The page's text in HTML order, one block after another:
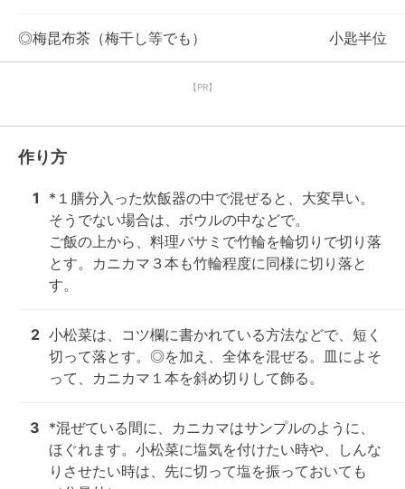
◎梅昆布茶（梅干し等でも） 小匙半位
【PR】
作り方
1
*１膳分入った炊飯器の中で混ぜると、大変早い。
そうでない場合は、ボウルの中などで。
ご飯の上から、料理バサミで竹輪を輪切りで切り落
とす。カニカマ３本も竹輪程度に同様に切り落と
す。
2 小松菜は、コツ欄に書かれている方法などで、短く
切って落とす。◎を加え、全体を混ぜる。皿によそ
って、カニカマ１本を斜め切りして飾る。
3 *混ぜている間に、カニカマはサンプルのように、
ほぐれます。小松菜に塩気を付けたい時や、しんな
りさせたい時は、先に切って塩を振っておいても